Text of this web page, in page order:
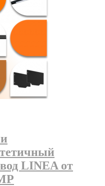
LINEA от